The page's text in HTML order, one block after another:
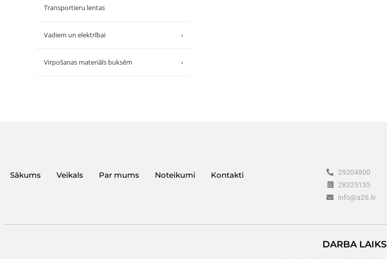
Transportieru lentas
Vadiem un elektrībai ›
Virpošanas materiāls buksēm ›
Sākums Veikals Par mums Noteikumi Kontakti
29204800
28325135
info@a26.lv
DARBA LAIKS